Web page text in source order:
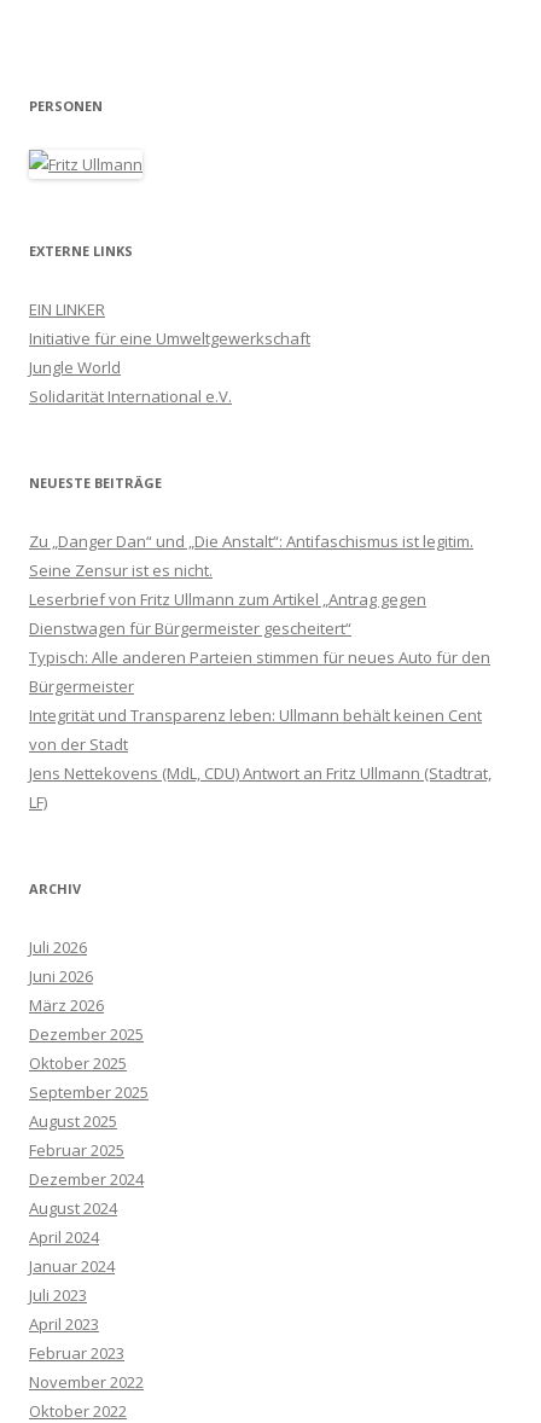
PERSONEN
EXTERNE LINKS
EIN LINKER
Initiative für eine Umweltgewerkschaft
Jungle World
Solidarität International e.V.
NEUESTE BEITRÄGE
Zu „Danger Dan“ und „Die Anstalt“: Antifaschismus ist legitim.
Seine Zensur ist es nicht.
Leserbrief von Fritz Ullmann zum Artikel „Antrag gegen
Dienstwagen für Bürgermeister gescheitert“
Typisch: Alle anderen Parteien stimmen für neues Auto für den
Bürgermeister
Integrität und Transparenz leben: Ullmann behält keinen Cent
von der Stadt
Jens Nettekovens (MdL, CDU) Antwort an Fritz Ullmann (Stadtrat,
LF)
ARCHIV
Juli 2026
Juni 2026
März 2026
Dezember 2025
Oktober 2025
September 2025
August 2025
Februar 2025
Dezember 2024
August 2024
April 2024
Januar 2024
Juli 2023
April 2023
Februar 2023
November 2022
Oktober 2022